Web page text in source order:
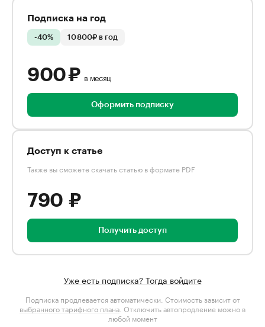
Подписка на год
-40% 10 800₽ в год
900 ₽ в месяц
Оформить подписку
Доступ к статье
Также вы сможете скачать статью в формате PDF
790 ₽
Получить доступ
Уже есть подписка? Тогда войдите
Подписка продлевается автоматически. Стоимость зависит от
выбранного тарифного плана . Отключить автопродление можно в
любой момент